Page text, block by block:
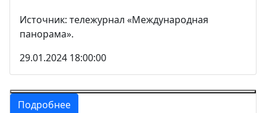
Источник: тележурнал «Международная
панорама».
29.01.2024 18:00:00
Подробнее